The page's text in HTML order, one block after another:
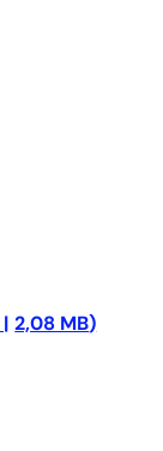
2,08 MB